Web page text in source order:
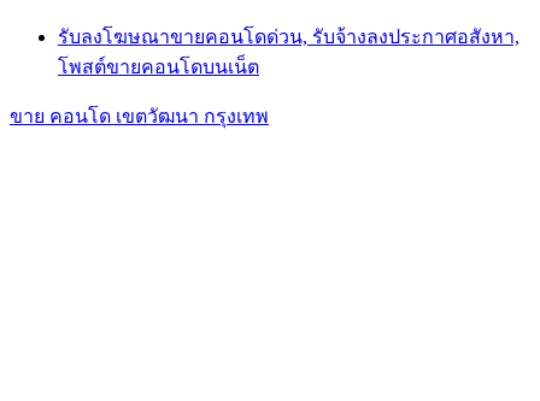
รับลงโฆษณาขายคอนโดด่วน, รับจ้างลงประกาศอสังหา,
โพสต์ขายคอนโดบนเน็ต
ขาย คอนโด เขตวัฒนา กรุงเทพ